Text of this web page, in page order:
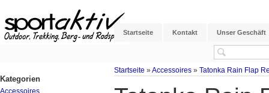
Startseite Kontakt Unser Geschäft
Startseite » Accessoires » Tatonka Rain Flap
Kategorien
Accessoires